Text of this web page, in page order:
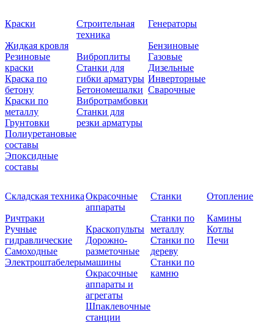
Краски
Жидкая кровля
Резиновые
краски
Краска по
бетону
Краски по
металлу
Грунтовки
Полиуретановые
составы
Эпоксидные
составы
Строительная
техника
Виброплиты
Станки для
гибки арматуры
Бетономешалки
Вибротрамбовки
Станки для
резки арматуры
Генераторы
Бензиновые
Газовые
Дизельные
Инверторные
Сварочные
Складская техника
Ричтраки
Ручные
гидравлические
Самоходные
Электроштабелеры
Окрасочные
аппараты
Краскопульты
Дорожно-
разметочные
машины
Окрасочные
аппараты и
агрегаты
Шпаклевочные
станции
Станки
Станки по
металлу
Станки по
дереву
Станки по
камню
Отопление
Камины
Котлы
Печи